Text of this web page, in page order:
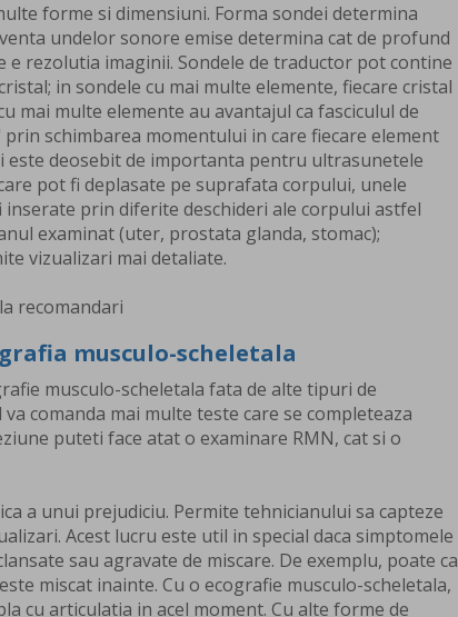
forme si dimensiuni. Forma sondei determina
undelor sonore emise determina cat de profund
e rezolutia imaginii. Sondele de traductor pot contine
in sondele cu mai multe elemente, fiecare cristal
mai multe elemente au avantajul ca fasciculul de
schimbarea momentului in care fiecare element
este deosebit de importanta pentru ultrasunetele
pot fi deplasate pe suprafata corpului, unele
prin diferite deschideri ale corpului astfel
examinat (uter, prostata glanda, stomac);
vizualizari mai detaliate.
musculo-scheletala
musculo-scheletala fata de alte tipuri de
comanda mai multe teste care se completeaza
puteti face atat o examinare RMN, cat si o
a unui prejudiciu. Permite tehnicianului sa capteze
Acest lucru este util in special daca simptomele
sau agravate de miscare. De exemplu, poate ca
miscat inainte. Cu o ecografie musculo-scheletala,
cu articulatia in acel moment. Cu alte forme de